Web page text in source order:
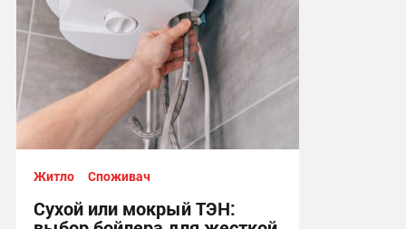
Житло Споживач
Сухой или мокрый ТЭН: